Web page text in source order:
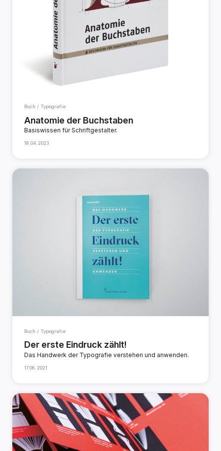
Buch / Typografie
Anatomie der Buchstaben
Basiswissen für Schriftgestalter.
18.04.2023
Buch / Typografie
Der erste Eindruck zählt!
Das Handwerk der Typografie verstehen und anwenden.
17.06.2021